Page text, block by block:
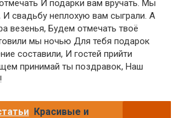
И подарки вам вручать. Мы
свадьбу неплохую вам сыграли. А
везенья, Будем отмечать твоё
мы ночью Для тебя подарок
составили, И гостей прийти
принимай ты поздравок, Наш
Красивые и